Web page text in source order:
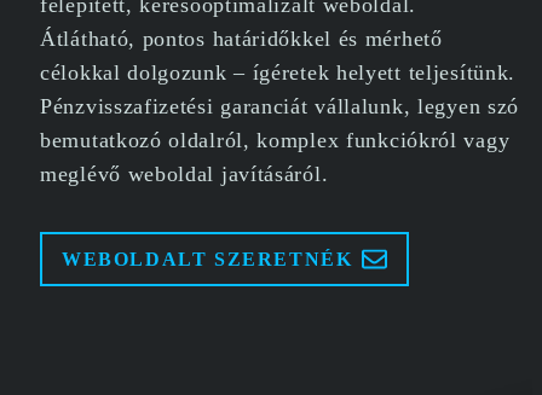
Átlátható, pontos határidőkkel és mérhető
célokkal dolgozunk – ígéretek helyett teljesítünk.
Pénzvisszafizetési garanciát vállalunk, legyen szó
bemutatkozó oldalról, komplex funkciókról vagy
meglévő weboldal javításáról.
WEBOLDALT SZERETNÉK